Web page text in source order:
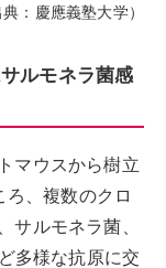
典：慶應義塾大学）
ルモネラ菌感
マウスから樹立
ろ、複数のクロ
サルモネラ菌、
多様な抗原に交